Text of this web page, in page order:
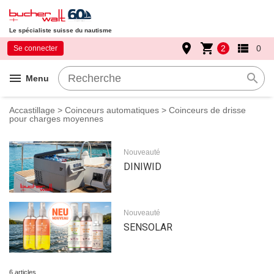
Le spécialiste suisse du nautisme
menu Menu search
Se connecter place shopping_cart 2 view_list 0
Accastillage > Coinceurs automatiques > Coinceurs de drisse
pour charges moyennes
Nouveauté
DINIWID
Nouveauté
SENSOLAR
6 articles